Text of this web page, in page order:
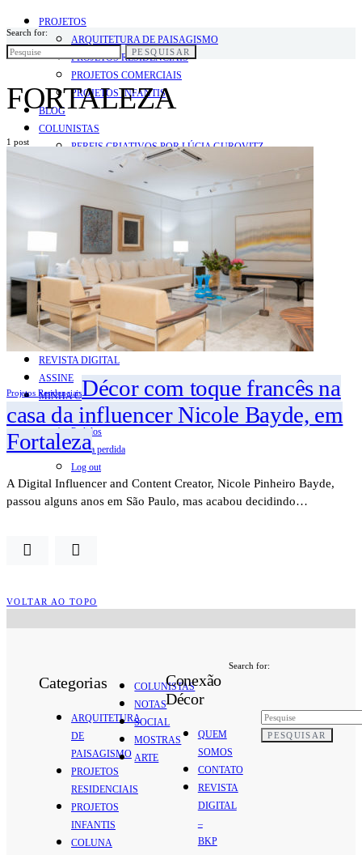
PROJETOS
ARQUITETURA DE PAISAGISMO
PROJETOS RESIDENCIAIS
PROJETOS COMERCIAIS
PROJETOS INFANTIS
BLOG
COLUNISTAS
PERFIS CRIATIVOS POR LÚCIA GUROVITZ
COLUNA SERGIO ZOBARAN
COLUNA WAIR DE PAULA
CONEXÕES
Conectadas
Notas
Social
Mostras
Arte
QUEM SOMOS
CONTATO
REVISTA DIGITAL
ASSINE
MINHA CONTA
Detalhes da conta
Pedidos
Senha perdida
Log out
Search for:
PESQUISAR
FORTALEZA
1 post
Projetos ResidenciaisDécor com toque francês na
casa da influencer Nicole Bayde, em
Fortaleza
A Digital Influencer and Content Creator, Nicole Pinheiro Bayde,
passou alguns anos em São Paulo, mas acabou decidindo…
VOLTAR AO TOPO
Categorias
ARQUITETURA
DE
PAISAGISMO
PROJETOS
RESIDENCIAIS
PROJETOS
INFANTIS
COLUNA
COLUNISTAS
NOTAS
SOCIAL
MOSTRAS
ARTE
Conexão
Décor
QUEM
SOMOS
CONTATO
REVISTA
DIGITAL
–
BKP
Search for:
PESQUISAR